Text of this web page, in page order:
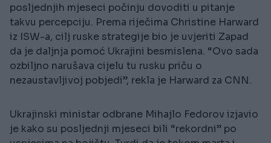
posljednjih mjeseci počinju dovoditi u pitanje
takvu percepciju. Prema riječima Christine Harward
iz ISW-a, cilj ruske strategije bio je uvjeriti Zapad
da je daljnja pomoć Ukrajini besmislena. “Ovo sada
ozbiljno narušava cijelu tu rusku priču o
nezaustavljivoj pobjedi”, rekla je Harward za CNN.
Ukrajinski ministar odbrane Mihajlo Fedorov izjavio
je kako su posljednji mjeseci bili “rekordni” po